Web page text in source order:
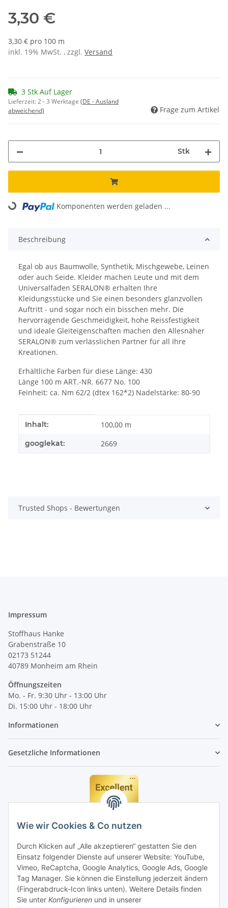
Wie wir Cookies & Co nutzen
Durch Klicken auf „Alle akzeptieren“ gestatten Sie den
Einsatz folgender Dienste auf unserer Website: YouTube,
Vimeo, ReCaptcha, Google Analytics, Google Ads, Google
Tag Manager. Sie können die Einstellung jederzeit ändern
(Fingerabdruck-Icon links unten). Weitere Details finden
Sie unter Konfigurieren und in unserer
3,30 €
3,30 € pro 100 m
inkl. 19% MwSt. , zzgl. Versand
3 Stk Auf Lager
Lieferzeit:2 - 3 Werktage (DE - Ausland
abweichend)
Frage zum Artikel
Stk
Loading... Komponenten werden geladen ...
Beschreibung
Egal ob aus Baumwolle, Synthetik, Mischgewebe, Leinen
oder auch Seide. Kleider machen Leute und mit dem
Universalfaden SERALON® erhalten Ihre
Kleidungsstücke und Sie einen besonders glanzvollen
Auftritt - und sogar noch ein bisschen mehr. Die
hervorragende Geschmeidigkeit, hohe Reissfestigkeit
und ideale Gleiteigenschaften machen den Allesnäher
SERALON® zum verlässlichen Partner für all Ihre
Kreationen.
Erhältliche Farben für diese Länge: 430
Länge 100 m ART.-NR. 6677 No. 100
Feinheit: ca. Nm 62/2 (dtex 162*2) Nadelstärke: 80-90
Produkteigenschaft
Wert
Inhalt: 100,00 m
googlekat: 2669
Trusted Shops - Bewertungen
Impressum
Stoffhaus Hanke
Grabenstraße 10
02173 51244
40789 Monheim am Rhein
Öffnungszeiten
Mo. - Fr. 9:30 Uhr - 13:00 Uhr
Di. 15:00 Uhr - 18:00 Uhr
Informationen
Gesetzliche Informationen